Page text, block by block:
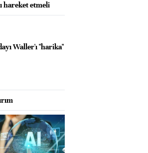
hareket etmeli
Waller'ı "harika"